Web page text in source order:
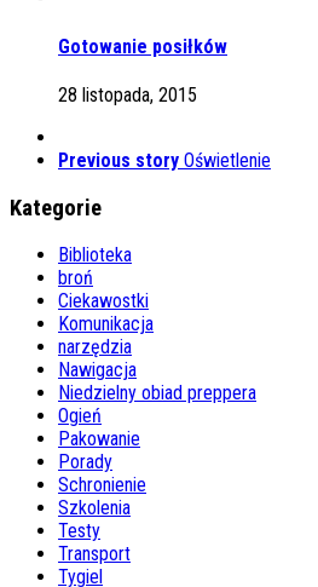
Gotowanie posiłków
28 listopada, 2015
Previous story Oświetlenie
Kategorie
Biblioteka
broń
Ciekawostki
Komunikacja
narzędzia
Nawigacja
Niedzielny obiad preppera
Ogień
Pakowanie
Porady
Schronienie
Szkolenia
Testy
Transport
Tygiel